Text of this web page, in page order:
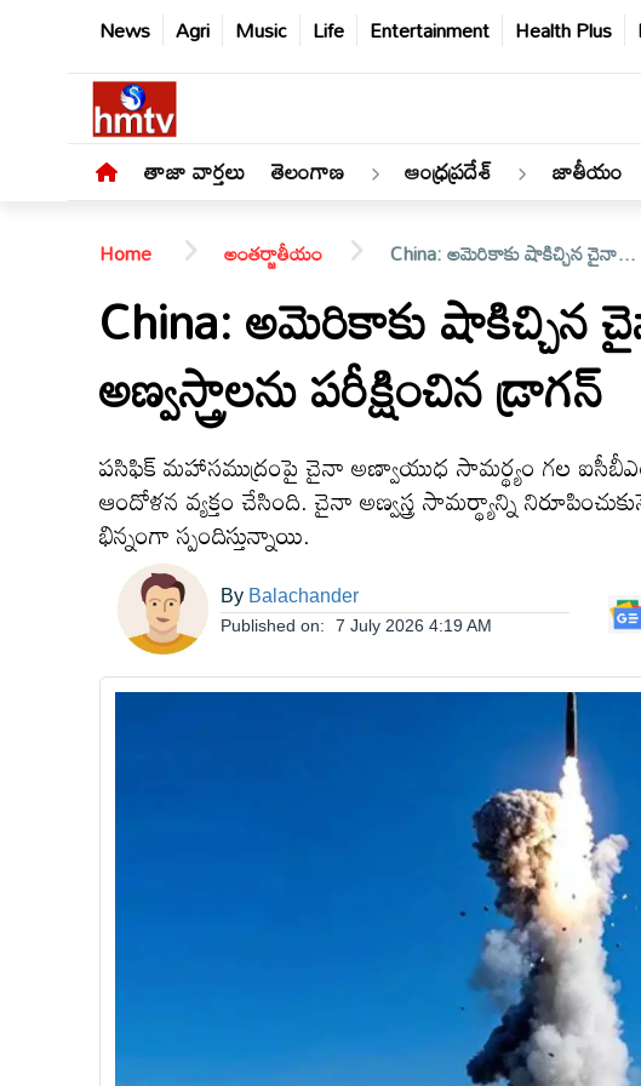
News Agri Music Life Entertainment Health Plus
తాజా వార్తలు తెలంగాణ ఆంధ్రప్రదేశ్ జాతీయం
తెలంగాణ
ఆంధ్రప్రదేశ్
జాతీయం
Home అంతర్జాతీయం China: అమెరికాకు షాకిచ్చిన చైనా...
China: అమెరికాకు షాకిచ్చిన
అణ్వస్త్రాలను పరీక్షించిన డ్రాగన్‌
పసిఫిక్ మహాసముద్రంపై చైనా అణ్వాయుధ సామర్థ్యం గల
ఆందోళన వ్యక్తం చేసింది. చైనా అణ్వస్త్ర సామర్థ్యాన్ని
భిన్నంగా స్పందిస్తున్నాయి.
By Balachander
Published on: 7 July 2026 4:19 AM